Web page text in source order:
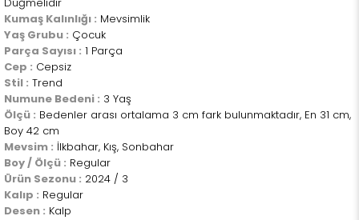
Düğmelidir
Kumaş Kalınlığı : Mevsimlik
Yaş Grubu : Çocuk
Parça Sayısı : 1 Parça
Cep : Cepsiz
Stil : Trend
Numune Bedeni : 3 Yaş
Ölçü : Bedenler arası ortalama 3 cm fark bulunmaktadır, En 31 cm,
Boy 42 cm
Mevsim : İlkbahar, Kış, Sonbahar
Boy / Ölçü : Regular
Ürün Sezonu : 2024 / 3
Kalıp : Regular
Desen : Kalp